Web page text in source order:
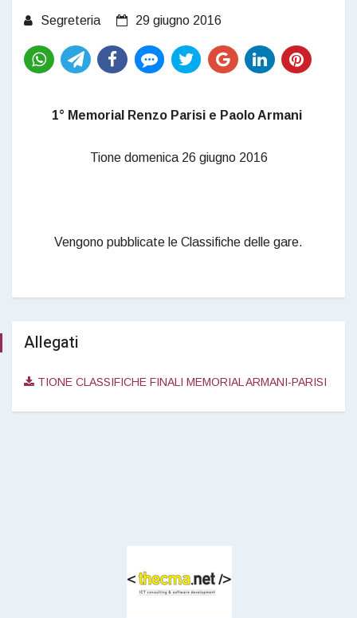
Segreteria 29 giugno 2016
1° Memorial Renzo Parisi e Paolo Armani
Tione domenica 26 giugno 2016
Vengono pubblicate le Classifiche delle gare.
Allegati
TIONE CLASSIFICHE FINALI MEMORIAL ARMANI-PARISI